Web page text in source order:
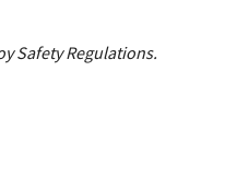
Safety Regulations.